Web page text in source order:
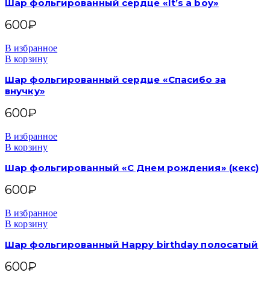
Шар фольгированный сердце «It’s a boy»
600₽
В избранное
В корзину
Шар фольгированный сердце «Спасибо за
внучку»
600₽
В избранное
В корзину
Шар фольгированный «С Днем рождения» (кекс)
600₽
В избранное
В корзину
Шар фольгированный Happy birthday полосатый
600₽